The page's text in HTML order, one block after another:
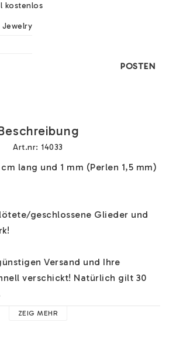
kostenlos
Jewelry
POSTEN
Art.nr: 14033
lang und 1 mm (Perlen 1,5 mm)
geschlossene Glieder und
Versand und Ihre
verschickt! Natürlich gilt 30
ZEIG MEHR